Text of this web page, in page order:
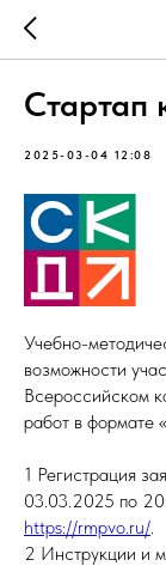
Стартап
2025-03-04 12:08
Учебно-
возможности
Всероссийском
работ в формате
1 Регистрация
03.03.2025 по
https://rmpvo.ru/.
2 Инструкции и